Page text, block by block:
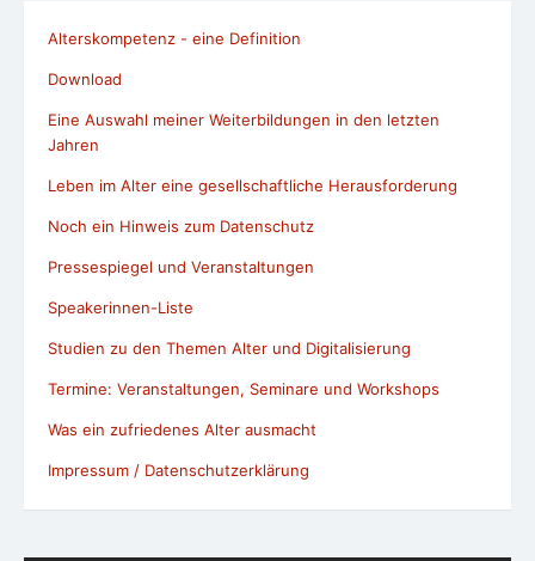
Alterskompetenz - eine Definition
Download
Eine Auswahl meiner Weiterbildungen in den letzten
Jahren
Leben im Alter eine gesellschaftliche Herausforderung
Noch ein Hinweis zum Datenschutz
Pressespiegel und Veranstaltungen
Speakerinnen-Liste
Studien zu den Themen Alter und Digitalisierung
Termine: Veranstaltungen, Seminare und Workshops
Was ein zufriedenes Alter ausmacht
Impressum / Datenschutzerklärung